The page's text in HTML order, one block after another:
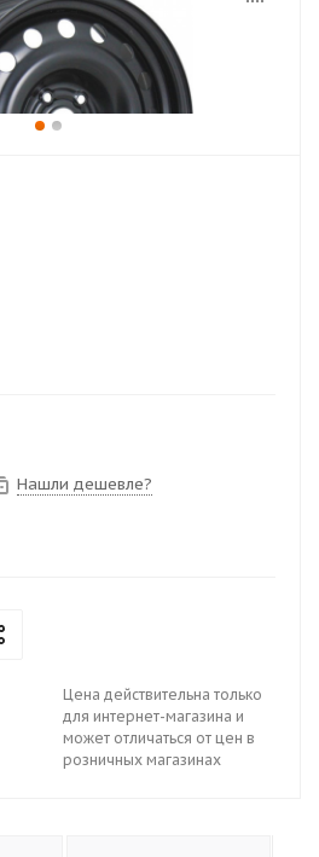
Нашли дешевле?
Цена действительна только
для интернет-магазина и
может отличаться от цен в
розничных магазинах